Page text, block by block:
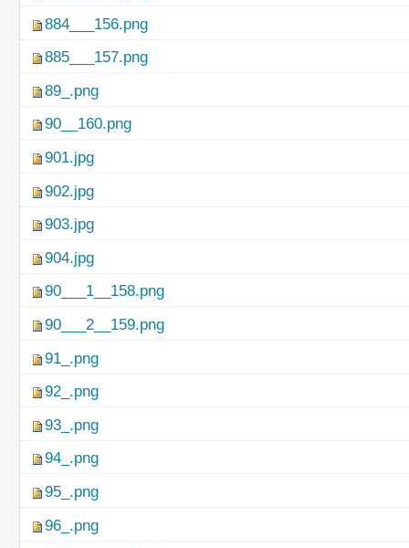
884___156.png
885___157.png
89_.png
90__160.png
901.jpg
902.jpg
903.jpg
904.jpg
90___1__158.png
90___2__159.png
91_.png
92_.png
93_.png
94_.png
95_.png
96_.png